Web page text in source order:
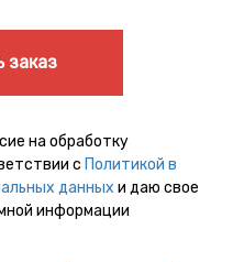
заказ
на обработку
с Политикой в
данных и даю свое
информации